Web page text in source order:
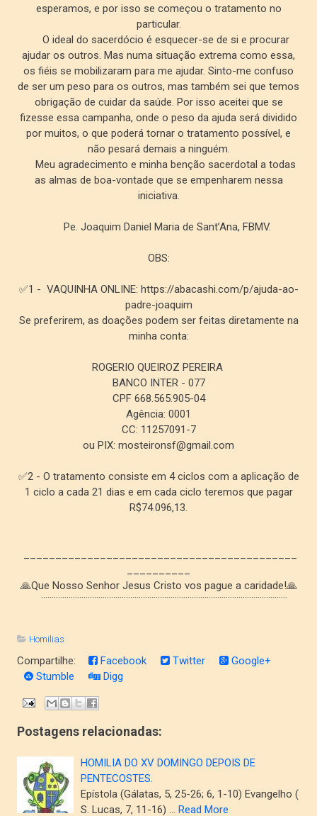
esperamos, e por isso se começou o tratamento no
particular.
O ideal do sacerdócio é esquecer-se de si e procurar
ajudar os outros. Mas numa situação extrema como essa,
os fiéis se mobilizaram para me ajudar. Sinto-me confuso
de ser um peso para os outros, mas também sei que temos
obrigação de cuidar da saúde. Por isso aceitei que se
fizesse essa campanha, onde o peso da ajuda será dividido
por muitos, o que poderá tornar o tratamento possível, e
não pesará demais a ninguém.
Meu agradecimento e minha benção sacerdotal a todas
as almas de boa-vontade que se empenharem nessa
iniciativa.
Pe. Joaquim Daniel Maria de Sant’Ana, FBMV.
OBS:
✅1 - VAQUINHA ONLINE: https://abacashi.com/p/ajuda-ao-
padre-joaquim
Se preferirem, as doações podem ser feitas diretamente na
minha conta:
ROGERIO QUEIROZ PEREIRA
BANCO INTER - 077
CPF 668.565.905-04
Agência: 0001
CC: 11257091-7
ou PIX: mosteironsf@gmail.com
✅2 - O tratamento consiste em 4 ciclos com a aplicação de
1 ciclo a cada 21 dias e em cada ciclo teremos que pagar
R$74.096,13.
🙏Que Nosso Senhor Jesus Cristo vos pague a caridade!🙏
¨¨¨¨¨¨¨¨¨¨¨¨¨¨¨¨¨¨¨¨¨¨¨¨¨¨¨¨¨¨¨¨¨¨¨¨¨¨¨¨¨¨¨¨¨¨¨¨¨¨¨¨¨¨¨¨¨¨
Homilias
Compartilhe: Facebook Twitter
Google+
Stumble
Digg
Postagens relacionadas:
HOMILIA DO XV DOMINGO DEPOIS DE
PENTECOSTES.
Epístola (Gálatas, 5, 25-26; 6, 1-10) Evangelho (
S. Lucas, 7, 11-16) … Read More